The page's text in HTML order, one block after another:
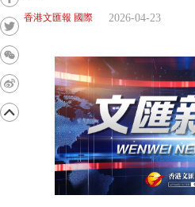
香港文匯報 國際 2026-04-23